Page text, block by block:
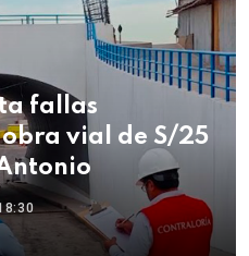
fallas
vial de S/25